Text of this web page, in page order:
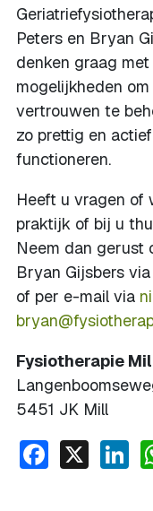
Peters en Bryan
denken graag
mogelijkheden
vertrouwen te
zo prettig en
functioneren.
Heeft u vragen of
praktijk of bij u
Neem dan gerust
Bryan Gijsbers
of per e-mail via
Fysiotherapie
5451 JK Mill
X